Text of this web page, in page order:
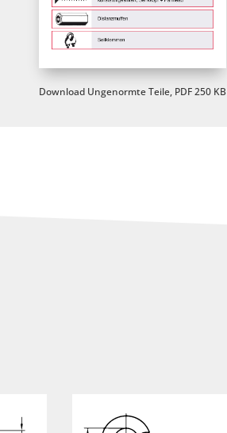
Download Ungenormte Teile, PDF 250 KB